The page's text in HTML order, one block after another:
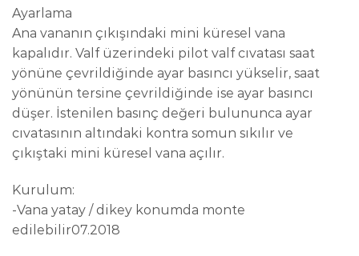
Ayarlama
Ana vananın çıkışındaki mini küresel vana
kapalıdır. Valf üzerindeki pilot valf cıvatası saat
yönüne çevrildiğinde ayar basıncı yükselir, saat
yönünün tersine çevrildiğinde ise ayar basıncı
düşer. İstenilen basınç değeri bulununca ayar
cıvatasının altındaki kontra somun sıkılır ve
çıkıştaki mini küresel vana açılır.
Kurulum:
-Vana yatay / dikey konumda monte
edilebilir07.2018